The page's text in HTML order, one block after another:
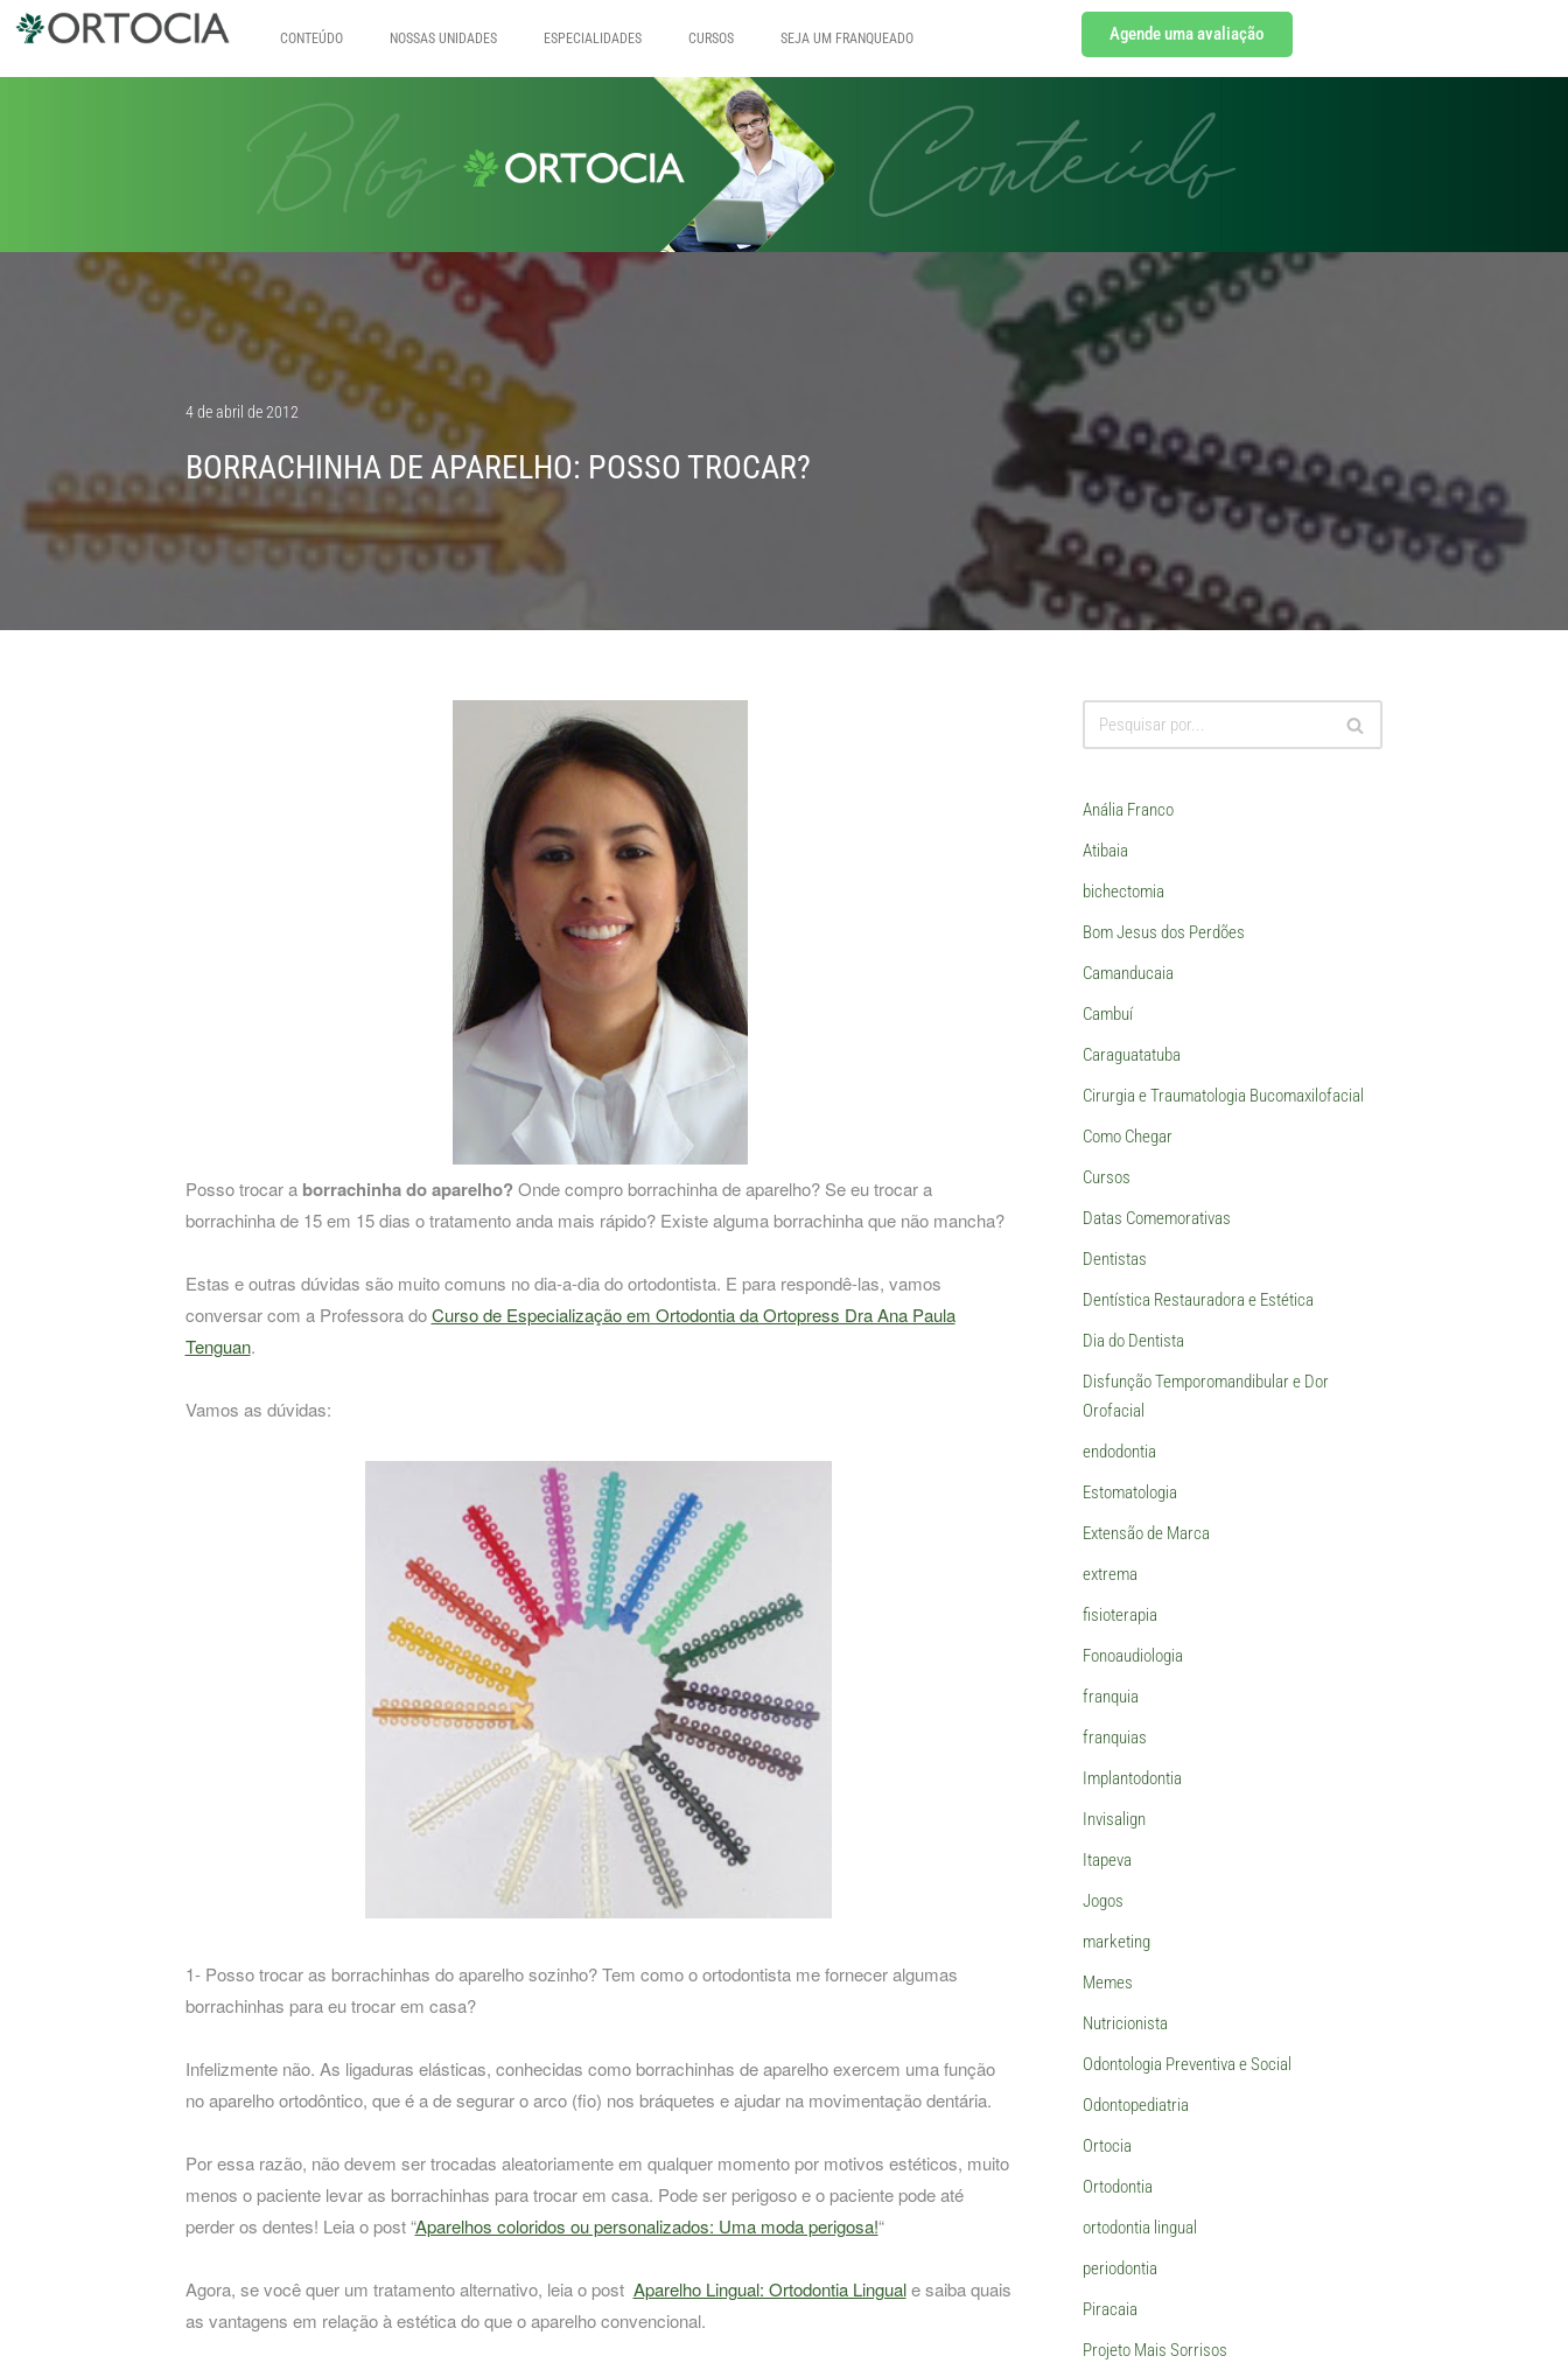
CONTEÚDO NOSSAS UNIDADES ESPECIALIDADES CURSOS SEJA UM FRANQUEADO Agende uma avaliação
4 de abril de 2012
BORRACHINHA DE APARELHO: POSSO TROCAR?
Posso trocar a borrachinha do aparelho?Onde compro borrachinha de aparelho? Se eu trocar a
borrachinha de 15 em 15 dias o tratamento anda mais rápido? Existe alguma borrachinha que não mancha?
Estas e outras dúvidas são muito comuns no dia-a-dia do ortodontista. E para respondê-las, vamos
conversar com a Professora doCurso de Especialização em Ortodontia da Ortopress Dra Ana Paula
Tenguan.
Vamos as dúvidas:
1- Posso trocar as borrachinhas do aparelho sozinho? Tem como o ortodontista me fornecer algumas
borrachinhas para eu trocar em casa?
Infelizmente não. As ligaduras elásticas, conhecidas como borrachinhas de aparelho exercem uma função
no aparelho ortodôntico, que é a de segurar o arco (fio) nos bráquetes e ajudar na movimentação dentária.
Por essa razão, não devem ser trocadas aleatoriamente em qualquer momento por motivos estéticos, muito
menos o paciente levar as borrachinhas para trocar em casa. Pode ser perigoso e o paciente pode até
perder os dentes! Leia o post “Aparelhos coloridos ou personalizados: Uma moda perigosa!“
Agora, se você quer um tratamento alternativo, leia o post Aparelho Lingual: Ortodontia Linguale saiba quais
as vantagens em relação à estética do que o aparelho convencional.
Anália Franco
Atibaia
bichectomia
Bom Jesus dos Perdões
Camanducaia
Cambuí
Caraguatatuba
Cirurgia e Traumatologia Bucomaxilofacial
Como Chegar
Cursos
Datas Comemorativas
Dentistas
Dentística Restauradora e Estética
Dia do Dentista
Disfunção Temporomandibular e Dor
Orofacial
endodontia
Estomatologia
Extensão de Marca
extrema
fisioterapia
Fonoaudiologia
franquia
franquias
Implantodontia
Invisalign
Itapeva
Jogos
marketing
Memes
Nutricionista
Odontologia Preventiva e Social
Odontopediatria
Ortocia
Ortodontia
ortodontia lingual
periodontia
Piracaia
Projeto Mais Sorrisos